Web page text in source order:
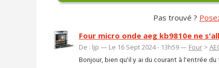
Pas trouvé ?
Four micro onde aeg kb9810e ne
De : ljp — Le 16 Sept 2024 - 13h59 — Four>
Bonjour, bien qu'il y ai du courant à l'entrée